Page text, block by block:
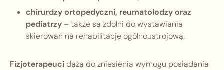
chirurdzy ortopedyczni, reumatolodzy oraz
pediatrzy– także są zdolni do wystawiania
skierowań na rehabilitację ogólnoustrojową.
Fizjoterapeucidążą do zniesienia wymogu posiadania